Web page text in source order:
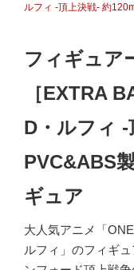
ルフィ -頂上決戦- 約
フィギュア
［EXTRA
D・ルフィ -
PVC&ABS
ギュア
大人気アニメ「
ルフィ」のフィギ